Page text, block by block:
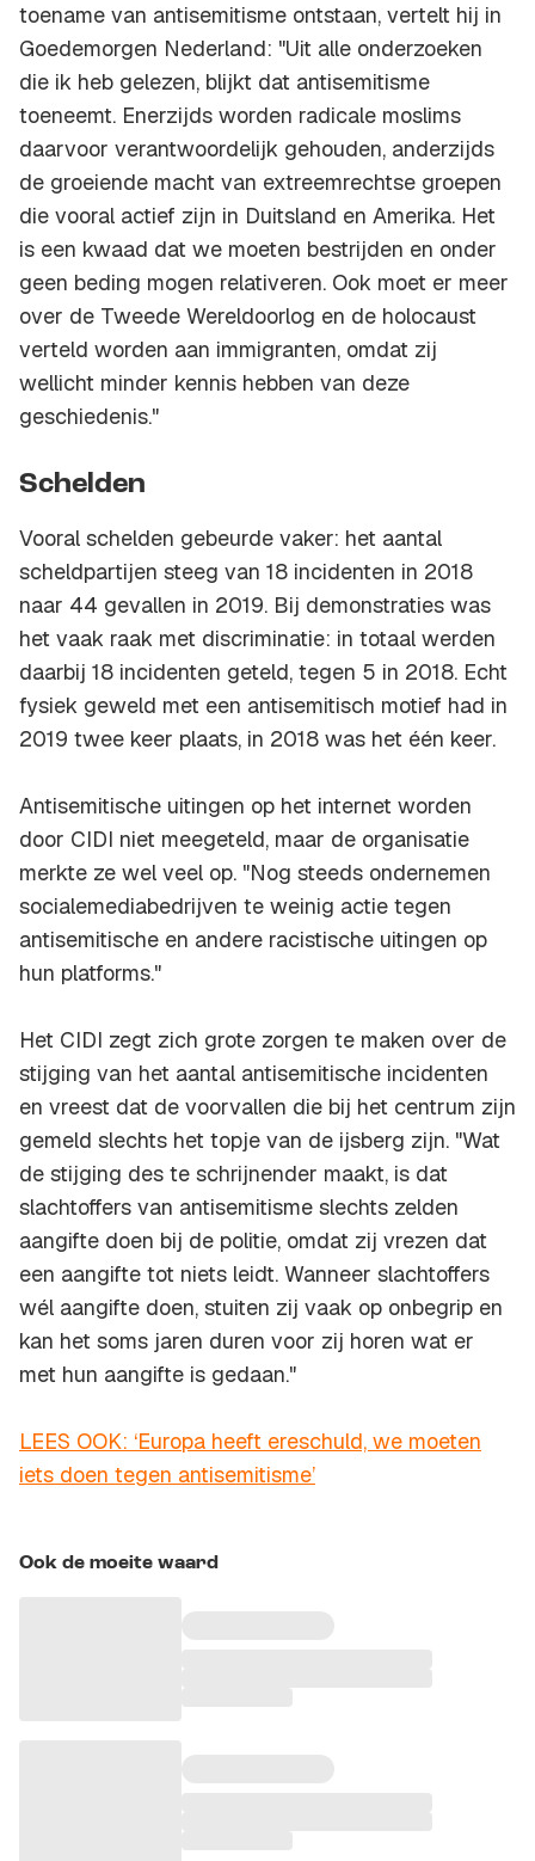
toename van antisemitisme ontstaan, vertelt hij in
Goedemorgen Nederland: "Uit alle onderzoeken
die ik heb gelezen, blijkt dat antisemitisme
toeneemt. Enerzijds worden radicale moslims
daarvoor verantwoordelijk gehouden, anderzijds
de groeiende macht van extreemrechtse groepen
die vooral actief zijn in Duitsland en Amerika. Het
is een kwaad dat we moeten bestrijden en onder
geen beding mogen relativeren. Ook moet er meer
over de Tweede Wereldoorlog en de holocaust
verteld worden aan immigranten, omdat zij
wellicht minder kennis hebben van deze
geschiedenis."
Schelden
Vooral schelden gebeurde vaker: het aantal
scheldpartijen steeg van 18 incidenten in 2018
naar 44 gevallen in 2019. Bij demonstraties was
het vaak raak met discriminatie: in totaal werden
daarbij 18 incidenten geteld, tegen 5 in 2018. Echt
fysiek geweld met een antisemitisch motief had in
2019 twee keer plaats, in 2018 was het één keer.
Antisemitische uitingen op het internet worden
door CIDI niet meegeteld, maar de organisatie
merkte ze wel veel op. "Nog steeds ondernemen
socialemediabedrijven te weinig actie tegen
antisemitische en andere racistische uitingen op
hun platforms."
Het CIDI zegt zich grote zorgen te maken over de
stijging van het aantal antisemitische incidenten
en vreest dat de voorvallen die bij het centrum zijn
gemeld slechts het topje van de ijsberg zijn. "Wat
de stijging des te schrijnender maakt, is dat
slachtoffers van antisemitisme slechts zelden
aangifte doen bij de politie, omdat zij vrezen dat
een aangifte tot niets leidt. Wanneer slachtoffers
wél aangifte doen, stuiten zij vaak op onbegrip en
kan het soms jaren duren voor zij horen wat er
met hun aangifte is gedaan."
LEES OOK: ‘Europa heeft ereschuld, we moeten
iets doen tegen antisemitisme’
Ook de moeite waard